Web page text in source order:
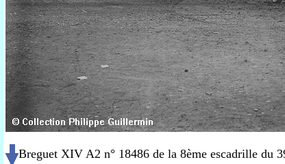
Breguet XIV A2 n° 18486 de la 8ème escadrille du